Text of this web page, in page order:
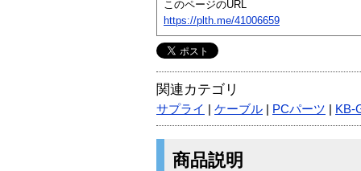
このページのURL
https://plth.me/41006659
関連カテゴリ
サプライ ケーブル PCパーツ KB-
商品説明